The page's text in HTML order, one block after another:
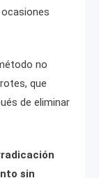
no
que
de eliminar
sin